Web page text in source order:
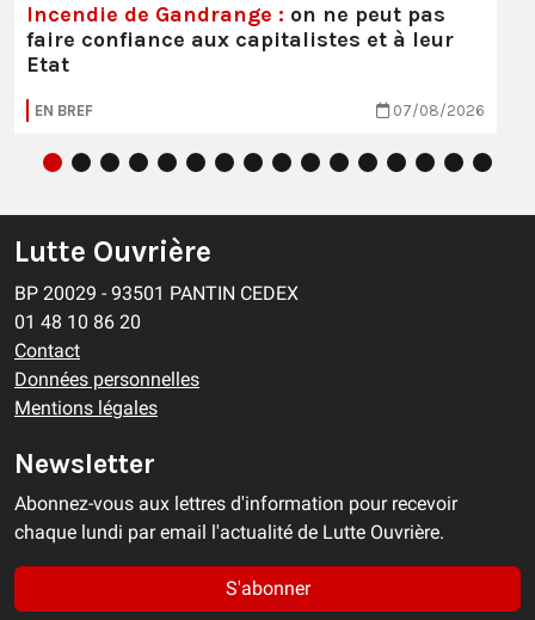
Incendie de Gandrange : on ne peut pas
faire confiance aux capitalistes et à leur
Etat
EN BREF 07/08/2026
Lutte Ouvrière
BP 20029 - 93501 PANTIN CEDEX
01 48 10 86 20
Contact
Données personnelles
Mentions légales
Newsletter
Abonnez-vous aux lettres d'information pour recevoir
chaque lundi par email l'actualité de Lutte Ouvrière.
S'abonner